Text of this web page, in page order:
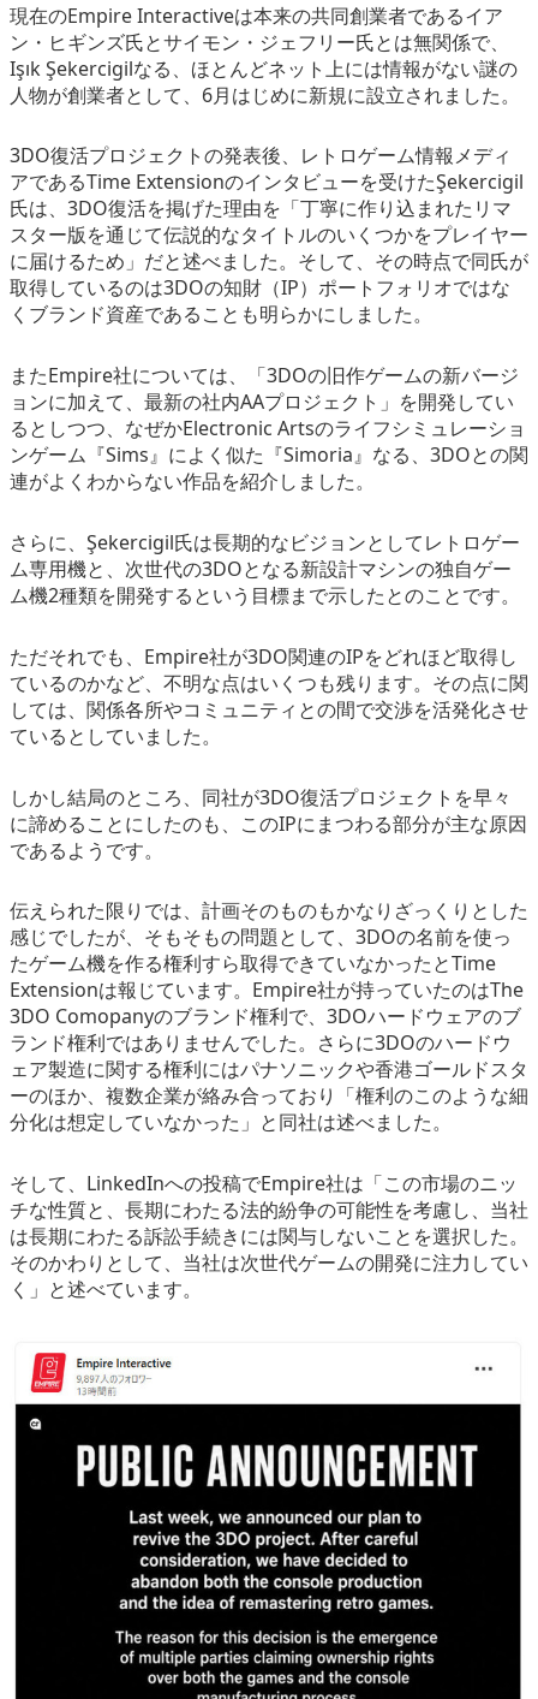
現在のEmpire Interactiveは本来の共同創業者であるイア
ン・ヒギンズ氏とサイモン・ジェフリー氏とは無関係で、
Işık Şekercigilなる、ほとんどネット上には情報がない謎の
人物が創業者として、6月はじめに新規に設立されました。
3DO復活プロジェクトの発表後、レトロゲーム情報メディ
アであるTime Extensionのインタビューを受けたŞekercigil
氏は、3DO復活を掲げた理由を「丁寧に作り込まれたリマ
スター版を通じて伝説的なタイトルのいくつかをプレイヤー
に届けるため」だと述べました。そして、その時点で同氏が
取得しているのは3DOの知財（IP）ポートフォリオではな
くブランド資産であることも明らかにしました。
またEmpire社については、「3DOの旧作ゲームの新バージ
ョンに加えて、最新の社内AAプロジェクト」を開発してい
るとしつつ、なぜかElectronic Artsのライフシミュレーショ
ンゲーム『Sims』によく似た『Simoria』なる、3DOとの関
連がよくわからない作品を紹介しました。
さらに、Şekercigil氏は長期的なビジョンとしてレトロゲー
ム専用機と、次世代の3DOとなる新設計マシンの独自ゲー
ム機2種類を開発するという目標まで示したとのことです。
ただそれでも、Empire社が3DO関連のIPをどれほど取得し
ているのかなど、不明な点はいくつも残ります。その点に関
しては、関係各所やコミュニティとの間で交渉を活発化させ
ているとしていました。
しかし結局のところ、同社が3DO復活プロジェクトを早々
に諦めることにしたのも、このIPにまつわる部分が主な原因
であるようです。
伝えられた限りでは、計画そのものもかなりざっくりとした
感じでしたが、そもそもの問題として、3DOの名前を使っ
たゲーム機を作る権利すら取得できていなかったとTime
Extensionは報じています。Empire社が持っていたのはThe
3DO Comopanyのブランド権利で、3DOハードウェアのブ
ランド権利ではありませんでした。さらに3DOのハードウ
ェア製造に関する権利にはパナソニックや香港ゴールドスタ
ーのほか、複数企業が絡み合っており「権利のこのような細
分化は想定していなかった」と同社は述べました。
そして、LinkedInへの投稿でEmpire社は「この市場のニッ
チな性質と、長期にわたる法的紛争の可能性を考慮し、当社
は長期にわたる訴訟手続きには関与しないことを選択した。
そのかわりとして、当社は次世代ゲームの開発に注力してい
く」と述べています。